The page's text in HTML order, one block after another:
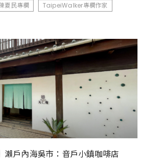
夏民專欄 TaipeiWalker專欄作家
瀨戶內海吳市：音戶小鎮咖啡店